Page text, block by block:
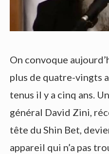
On convoque
plus de quatre-vingts
tenus il y a cinq ans.
général David Zini,
tête du Shin Bet,
appareil qui n’a pas